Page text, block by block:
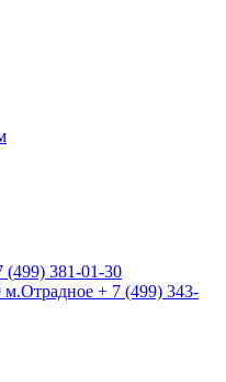
(499) 381-01-30
м.Отрадное + 7 (499) 343-